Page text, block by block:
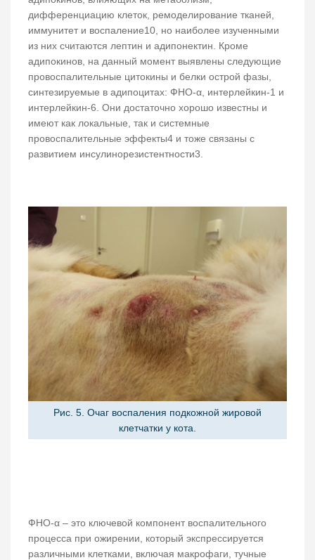
дифференциацию клеток, ремоделирование тканей,
иммунитет и воспаление10, но наиболее изученными
из них считаются лептин и адипонектин. Кроме
адипокинов, на данный момент выявлены следующие
провоспалительные цитокины и белки острой фазы,
синтезируемые в адипоцитах: ФНО-α, интерлейкин-1 и
интерлейкин-6. Они достаточно хорошо известны и
имеют как локальные, так и системные
провоспалительные эффекты4 и тоже связаны с
развитием инсулинорезистентности3.
Рис. 5. Очаг воспаления подкожной жировой
клетчатки у кота.
ФНО-α – это ключевой компонент воспалительного
процесса при ожирении, который экспрессируется
различными клетками, включая макрофаги, тучные